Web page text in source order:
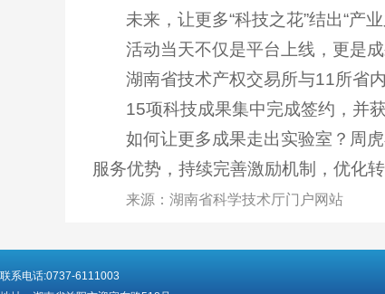
未来，让更多“科技之花”结出“产
活动当天不仅是平台上线，更是成
湖南省技术产权交易所与11所省
15项科技成果集中完成签约，并
如何让更多成果走出实验室？周
服务优势，持续完善激励机制，优化
来源：湖南省科学技术厅门户网站
联系电话:0737-6111003